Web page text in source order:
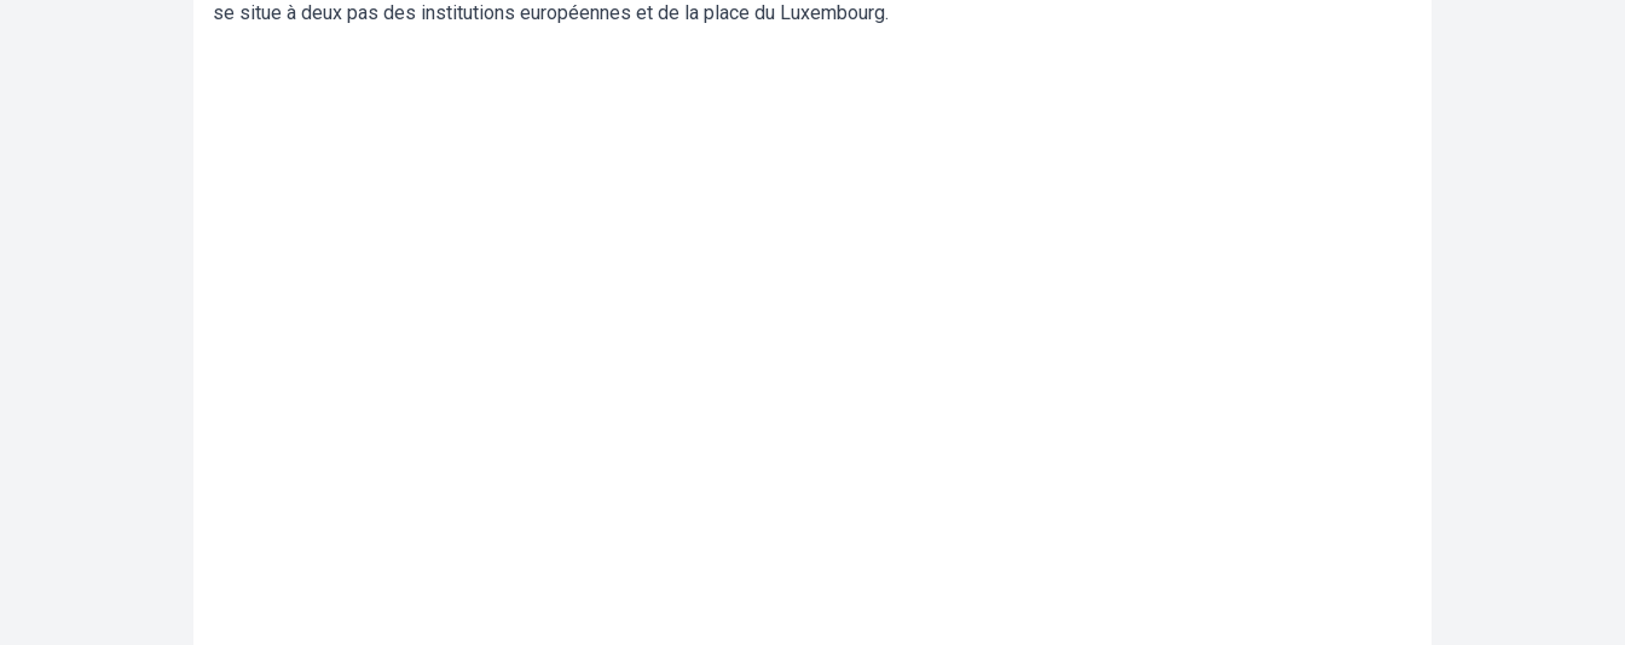
se situe à deux pas des institutions européennes et de la place du Luxembourg.